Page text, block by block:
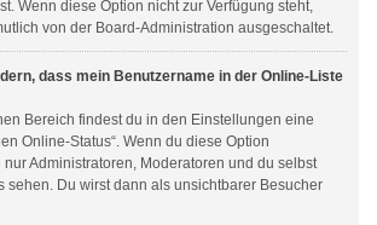
Wenn diese Option nicht zur Verfügung steht,
von der Board-Administration ausgeschaltet.
dass mein Benutzername in der Online-Liste
Bereich findest du in den Einstellungen eine
Online-Status“. Wenn du diese Option
Administratoren, Moderatoren und du selbst
sehen. Du wirst dann als unsichtbarer Besucher